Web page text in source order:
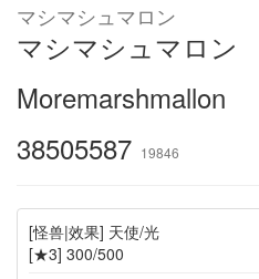
マシマシュマロン
マシマシュマロン
Moremarshmallon
38505587 19846
[怪兽|效果] 天使/光
[★3] 300/500